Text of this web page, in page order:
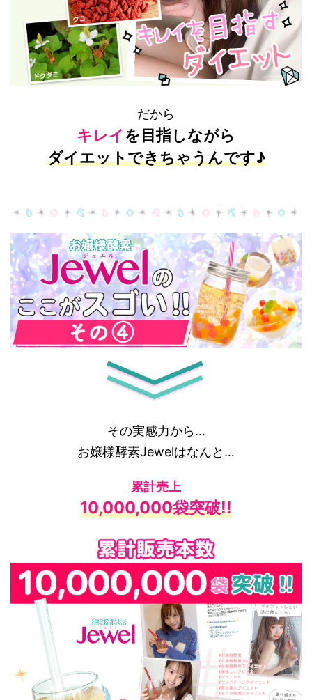
だから
キレイ を目指しながら
ダイエットできちゃうんです♪
その実感力から…
お嬢様酵素Jewelはなんと…
累計売上
10,000,000袋突破!!